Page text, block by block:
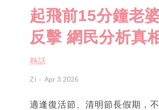
起飛前15分鐘老
反擊 網民分析真
熱話
Zi Apr 3 2026
適逢復活節、清明節長假期，